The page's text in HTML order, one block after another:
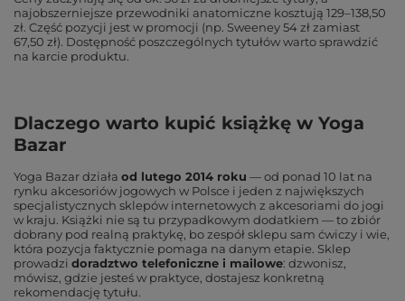
najobszerniejsze przewodniki anatomiczne kosztują 129–138,50
zł. Część pozycji jest w promocji (np. Sweeney 54 zł zamiast
67,50 zł). Dostępność poszczególnych tytułów warto sprawdzić
na karcie produktu.
Dlaczego warto kupić książkę w Yoga
Bazar
Yoga Bazar działa od lutego 2014 roku — od ponad 10 lat na
rynku akcesoriów jogowych w Polsce i jeden z największych
specjalistycznych sklepów internetowych z akcesoriami do jogi
w kraju. Książki nie są tu przypadkowym dodatkiem — to zbiór
dobrany pod realną praktykę, bo zespół sklepu sam ćwiczy i wie,
która pozycja faktycznie pomaga na danym etapie. Sklep
prowadzi doradztwo telefoniczne i mailowe: dzwonisz,
mówisz, gdzie jesteś w praktyce, dostajesz konkretną
rekomendację tytułu.